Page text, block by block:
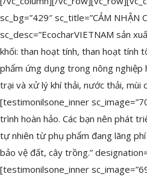
sc_bg=”429″ sc_title=”CẢM NHẬN
sc_desc=”EcocharVIETNAM sản
khối: than hoạt tính, than hoạt tính
phẩm ứng dụng trong nông nghiệp
trại và xử lý khí thải, nước thải, mùi
[testimonilsone_inner
trình hoàn hảo. Các bạn nên phát
tự nhiên từ phụ phẩm đang lãng phí
bảo vệ đất, cây trồng.”
[testimonilsone_inner